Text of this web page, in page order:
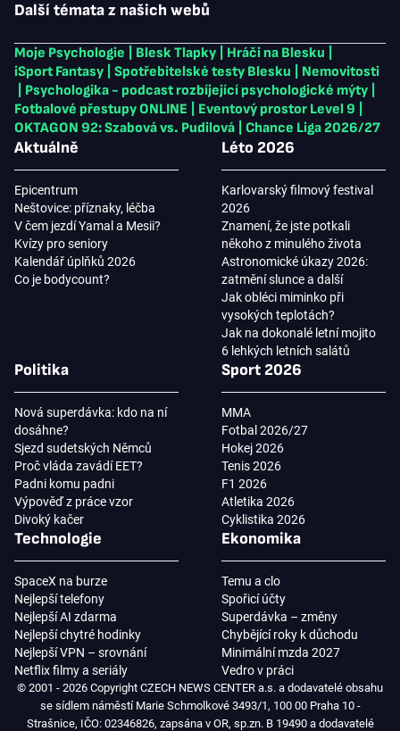
Další témata z našich webů
Moje Psychologie Blesk Tlapky Hráči na Blesku
iSport Fantasy
Spotřebitelské testy Blesku
Nemovitosti
Psychologika - podcast rozbíjející psychologické mýty
Fotbalové přestupy ONLINE
Eventový prostor Level 9
OKTAGON 92: Szabová vs. Pudilová
Chance Liga 2026/27
Aktuálně
Epicentrum
Neštovice: příznaky, léčba
V čem jezdí Yamal a Mesii?
Kvízy pro seniory
Kalendář úplňků 2026
Co je bodycount?
Léto 2026
Karlovarský filmový festival
2026
Znamení, že jste potkali
někoho z minulého života
Astronomické úkazy 2026:
zatmění slunce a další
Jak obléci miminko při
vysokých teplotách?
Jak na dokonalé letní mojito
6 lehkých letních salátů
Politika
Nová superdávka: kdo na ní
dosáhne?
Sjezd sudetských Němců
Proč vláda zavádí EET?
Padni komu padni
Výpověď z práce vzor
Divoký kačer
Sport 2026
MMA
Fotbal 2026/27
Hokej 2026
Tenis 2026
F1 2026
Atletika 2026
Cyklistika 2026
Technologie
SpaceX na burze
Nejlepší telefony
Nejlepší AI zdarma
Nejlepší chytré hodinky
Nejlepší VPN – srovnání
Netflix filmy a seriály
Ekonomika
Temu a clo
Spořicí účty
Superdávka – změny
Chybějící roky k důchodu
Minimální mzda 2027
Vedro v práci
© 2001 - 2026 Copyright CZECH NEWS CENTER a.s. a dodavatelé obsahu
se sídlem náměstí Marie Schmolkové 3493/1, 100 00 Praha 10 -
Strašnice, IČO: 02346826, zapsána v OR, sp.zn. B 19490 a dodavatelé